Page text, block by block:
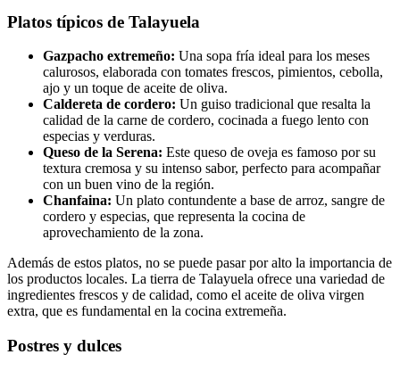
Platos típicos de Talayuela
Gazpacho extremeño: Una sopa fría ideal para los meses
calurosos, elaborada con tomates frescos, pimientos, cebolla,
ajo y un toque de aceite de oliva.
Caldereta de cordero: Un guiso tradicional que resalta la
calidad de la carne de cordero, cocinada a fuego lento con
especias y verduras.
Queso de la Serena: Este queso de oveja es famoso por su
textura cremosa y su intenso sabor, perfecto para acompañar
con un buen vino de la región.
Chanfaina: Un plato contundente a base de arroz, sangre de
cordero y especias, que representa la cocina de
aprovechamiento de la zona.
Además de estos platos, no se puede pasar por alto la importancia de
los productos locales. La tierra de Talayuela ofrece una variedad de
ingredientes frescos y de calidad, como el aceite de oliva virgen
extra, que es fundamental en la cocina extremeña.
Postres y dulces